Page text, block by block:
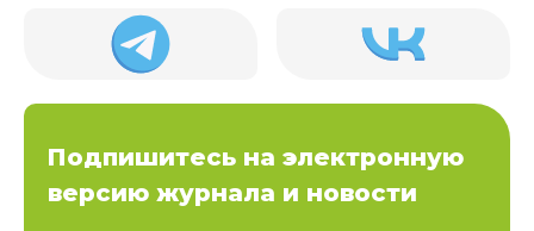
Подпишитесь на электронную
версию журнала и новости